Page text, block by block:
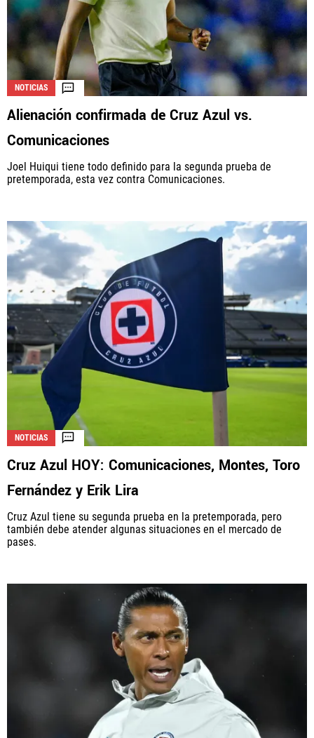
NOTICIAS
Alienación confirmada de Cruz Azul vs.
Comunicaciones
Joel Huiqui tiene todo definido para la segunda prueba de
pretemporada, esta vez contra Comunicaciones.
NOTICIAS
Cruz Azul HOY: Comunicaciones, Montes, Toro
Fernández y Erik Lira
Cruz Azul tiene su segunda prueba en la pretemporada, pero
también debe atender algunas situaciones en el mercado de
pases.